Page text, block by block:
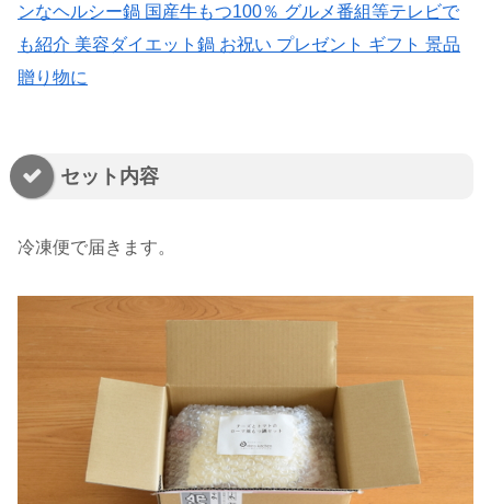
ンなヘルシー鍋 国産牛もつ100％ グルメ番組等テレビで
も紹介 美容ダイエット鍋 お祝い プレゼント ギフト 景品
贈り物に
セット内容
冷凍便で届きます。